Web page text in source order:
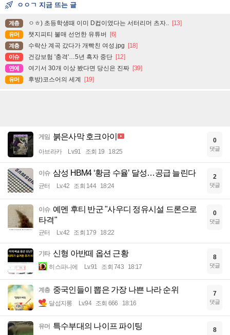
ㅇㅇㄱ 지금 뜨는 글
계층 ㅇㅎ) 초등학생때 이미 D컵이였다는 서터리머 츠자.. [13]
유머 챗지피티 불매 선언한 유튜버 [6]
계층 수락산 계곡 갔다가 개빡친 여성.jpg [18]
이슈 건강보험 '충격'…5년 흑자 중단 [12]
연예 여기서 30개 이상 봤다면 당신은 진짜 [39]
유머 후방)코스어의 세계 [19]
게임 붉은사막 호크아이
아브라카 Lv.91 조회 19 18:25
0
댓글
이슈 삼성 HBM4 ‘황금 수율’ 달성…공급 늘린다
균터 Lv.42 조회 144 18:24
2
댓글
이슈 예멘 후티 반군 "사우디 정유시설 드론으로
타격"
균터 Lv.42 조회 179 18:22
0
댓글
기타 신형 아반떼 옵션 근황
히스파니에 Lv.91 조회 743 18:17
8
댓글
계층 중국인들이 뽑은 가장 나쁜 나라 순위
달섭지롱 Lv.94 조회 666 18:16
7
댓글
유머 특수부대의 나이프 파이팅 8